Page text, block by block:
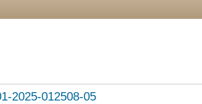
2025-012508-05